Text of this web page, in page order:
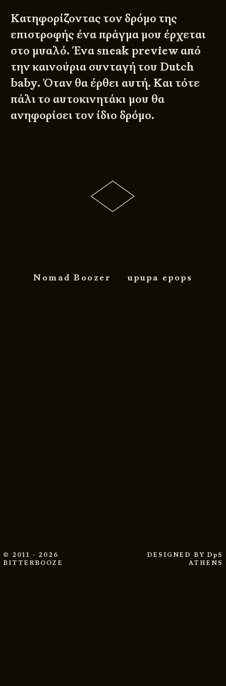
Κατηφορίζοντας τον δρόμο της
επιστροφής ένα πράγμα μου έρχεται
στο μυαλό. Ένα sneak preview από
την καινούρια συνταγή του Dutch
baby. Όταν θα έρθει αυτή. Και τότε
πάλι το αυτοκινητάκι μου θα
ανηφορίσει τον ίδιο δρόμο.
Nomad Boozer upupa epops
© 2011 - 2026
BITTERBOOZE
DESIGNED BY DpS
ATHENS